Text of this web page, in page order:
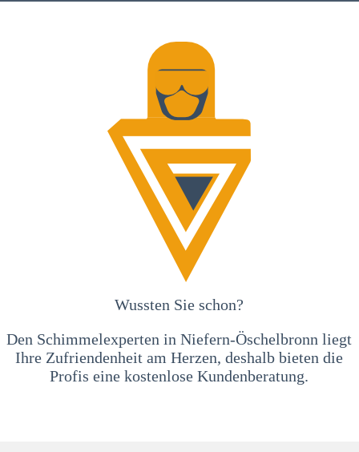
Wussten Sie schon?
Den Schimmelexperten in Niefern-Öschelbronn liegt
Ihre Zufriendenheit am Herzen, deshalb bieten die
Profis eine kostenlose Kundenberatung.